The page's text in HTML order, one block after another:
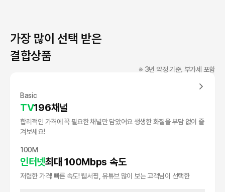
가장 많이 선택 받은
결합상품
※ 3년 약정 기준, 부가세 포함
Basic
TV196채널
합리적인 가격에 꼭 필요한 채널만 담았어요 생생한 화질을 부담 없이 즐
겨보세요!
100M
인터넷최대 100Mbps 속도
저렴한 가격! 빠른 속도! 웹서핑, 유튜브 많이 보는 고객님이 선택한